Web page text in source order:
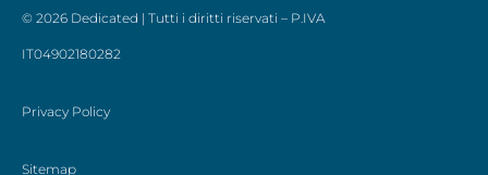
© 2026 Dedicated | Tutti i diritti riservati – P.IVA
IT04902180282
Privacy Policy
Sitemap